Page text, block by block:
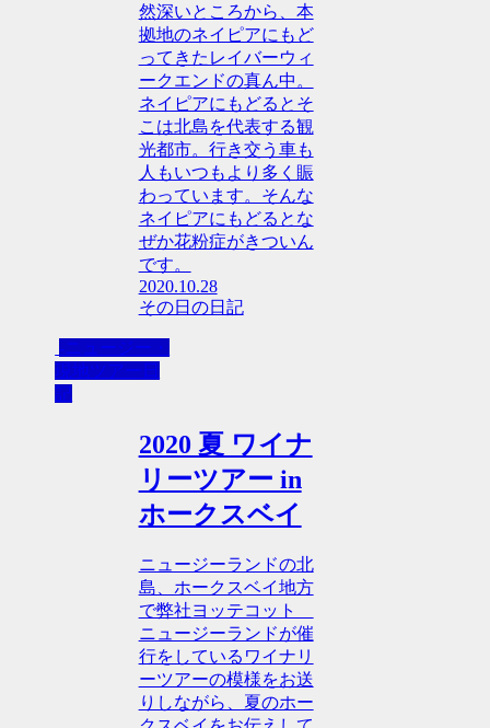
然深いところから、本
拠地のネイピアにもど
ってきたレイバーウィ
ークエンドの真ん中。
ネイピアにもどるとそ
こは北島を代表する観
光都市。行き交う車も
人もいつもより多く賑
わっています。そんな
ネイピアにもどるとな
ぜか花粉症がきついん
です。
2020.10.28
その日の日記
-ニュージー・
現地ツアー日
記
2020 夏 ワイナ
リーツアー in
ホークスベイ
ニュージーランドの北
島、ホークスベイ地方
で弊社ヨッテコット
ニュージーランドが催
行をしているワイナリ
ーツアーの模様をお送
りしながら、夏のホー